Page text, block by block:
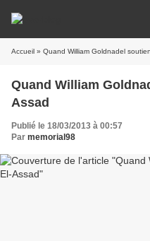
Accueil » Quand William Goldnadel
Quand William
Assad
Publié le 18/03/2013 à 00:57
Par memorial98